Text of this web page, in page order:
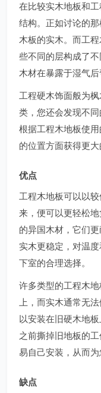
在比较实木地板和
结构。正如讨论的
木板的实木。而工
些不同的层构成了
木材在暴露于湿气后
工程硬木饰面般为
类，您还会发现不同
根据工程木地板使
的位置方面获得更大
优点
工程木地板可以以
来，便可以更轻松
的异国木材，它们
实木更稳定，对温
下室的合理选择。
许多类型的工程木
上，而实木通常无
以安装在旧硬木地
之前撕掉旧地板的
易自己安装，从而为
缺点